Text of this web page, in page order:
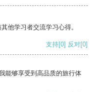
他学习者交流学习心得。
支持[0] 反对[0]
能够享受到高品质的旅行体